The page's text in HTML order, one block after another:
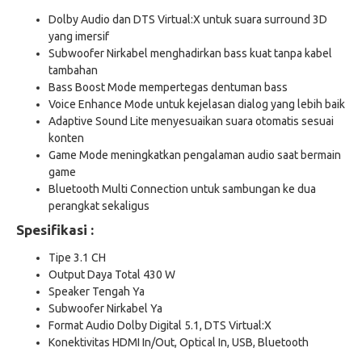
Dolby Audio dan DTS Virtual:X untuk suara surround 3D
yang imersif
Subwoofer Nirkabel menghadirkan bass kuat tanpa kabel
tambahan
Bass Boost Mode mempertegas dentuman bass
Voice Enhance Mode untuk kejelasan dialog yang lebih baik
Adaptive Sound Lite menyesuaikan suara otomatis sesuai
konten
Game Mode meningkatkan pengalaman audio saat bermain
game
Bluetooth Multi Connection untuk sambungan ke dua
perangkat sekaligus
Spesifikasi :
Tipe 3.1 CH
Output Daya Total 430 W
Speaker Tengah Ya
Subwoofer Nirkabel Ya
Format Audio Dolby Digital 5.1, DTS Virtual:X
Konektivitas HDMI In/Out, Optical In, USB, Bluetooth